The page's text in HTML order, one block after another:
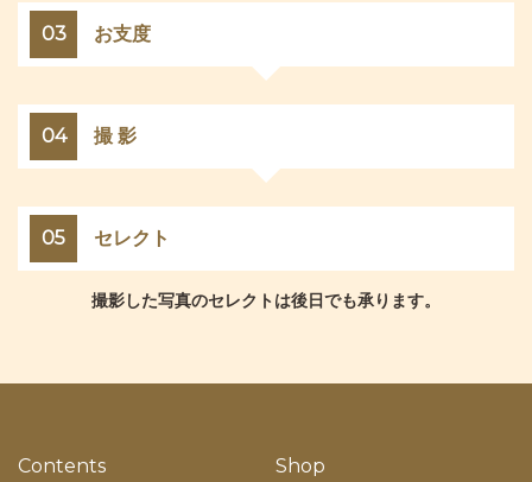
03 お支度
04 撮 影
05 セレクト
撮影した写真のセレクトは後日でも承ります。
Contents Shop